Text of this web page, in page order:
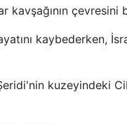
kavşağının çevresini
kaybederken,
kuzeyindeki